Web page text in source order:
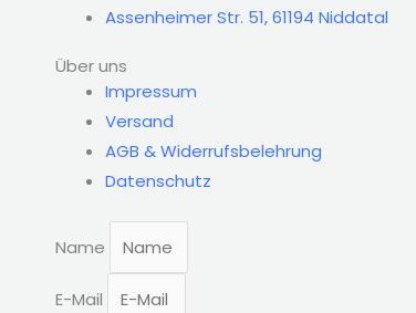
Assenheimer Str. 51, 61194 Niddatal
Über uns
Impressum
Versand
AGB & Widerrufsbelehrung
Datenschutz
Name
E-Mail